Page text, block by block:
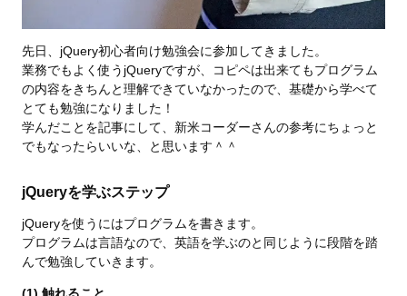
先日、jQuery初心者向け勉強会に参加してきました。
業務でもよく使うjQueryですが、コピペは出来てもプログラム
の内容をきちんと理解できていなかったので、基礎から学べて
とても勉強になりました！
学んだことを記事にして、新米コーダーさんの参考にちょっと
でもなったらいいな、と思います＾＾
jQueryを学ぶステップ
jQueryを使うにはプログラムを書きます。
プログラムは言語なので、英語を学ぶのと同じように段階を踏
んで勉強していきます。